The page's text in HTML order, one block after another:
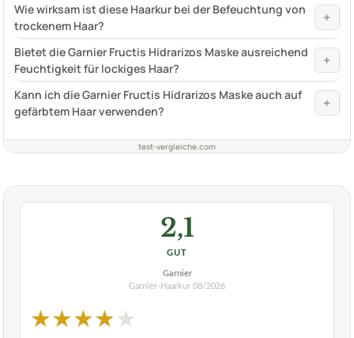
Wie wirksam ist diese Haarkur bei der Befeuchtung von
trockenem Haar?
+
Bietet die Garnier Fructis Hidrarizos Maske ausreichend
Feuchtigkeit für lockiges Haar?
+
Kann ich die Garnier Fructis Hidrarizos Maske auch auf
gefärbtem Haar verwenden?
+
test-vergleiche.com
2,1
GUT
Garnier
Garnier-Haarkur 08/2026
★★★★★